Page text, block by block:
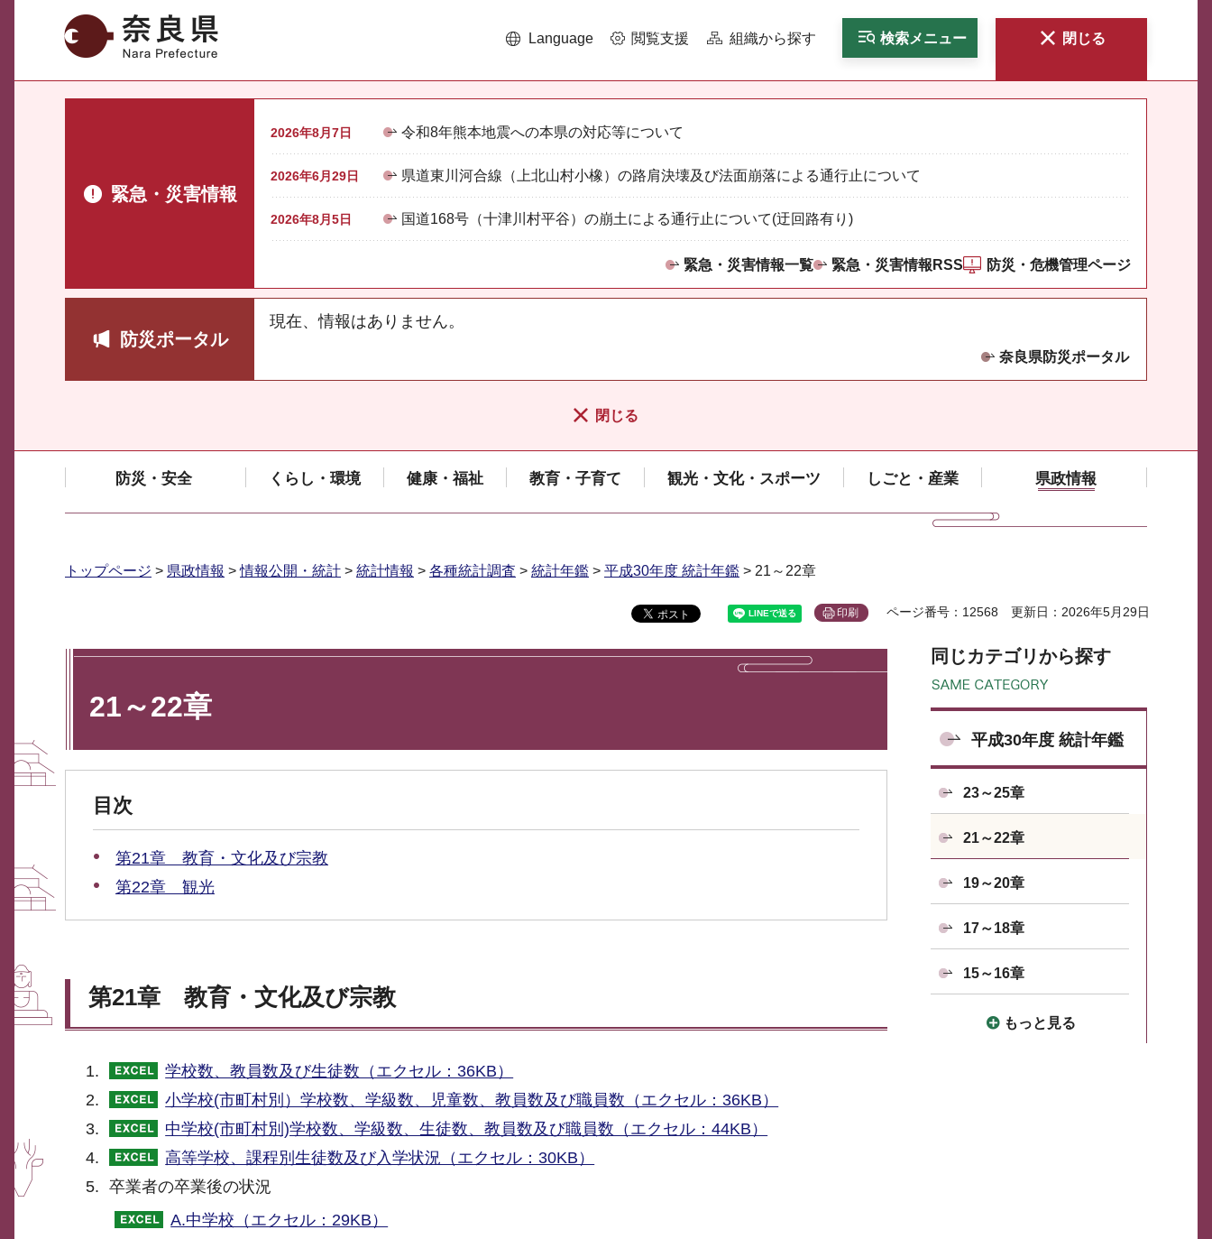
奈良県 Language 閲覧支援 組織から探す 検索メニュー 閉じる
緊急・災害情報
2026年8月7日 令和8年熊本地震への本県の対応等について
2026年6月29日 県道東川河合線（上北山村小橡）の路肩決壊及び法面崩落による通行止について
2026年8月5日 国道168号（十津川村平谷）の崩土による通行止について(迂回路有り)
緊急・災害情報一覧 緊急・災害情報RSS 防災・危機管理ページ
防災ポータル
現在、情報はありません。
奈良県防災ポータル
閉じる
防災・安全 くらし・環境 健康・福祉 教育・子育て 観光・文化・スポーツ しごと・産業 県政情報
トップページ > 県政情報 >情報公開・統計 > 統計情報 > 各種統計調査 > 統計年鑑 > 平成30年度 統計年鑑 > 21～22章
印刷 ページ番号：12568 更新日：2026年5月29日
21～22章
目次
第21章 教育・文化及び宗教
第22章 観光
第21章 教育・文化及び宗教
学校数、教員数及び生徒数（エクセル：36KB）
小学校(市町村別）学校数、学級数、児童数、教員数及び職員数（エクセル：36KB）
中学校(市町村別)学校数、学級数、生徒数、教員数及び職員数（エクセル：44KB）
高等学校、課程別生徒数及び入学状況（エクセル：30KB）
卒業者の卒業後の状況
A.中学校（エクセル：29KB）
同じカテゴリから探す
平成30年度 統計年鑑
23～25章
21～22章
19～20章
17～18章
15～16章
もっと見る